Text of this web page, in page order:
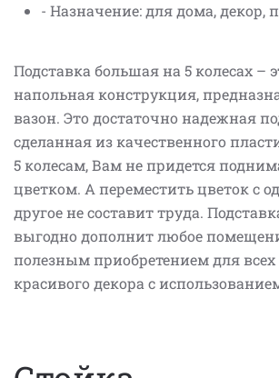
- Назначение: для дома, декор,
Подставка большая на 5 колесах –
напольная конструкция,
вазон. Это достаточно надежная
сделанная из качественного
5 колесам, Вам не придется
цветком. А переместить цветок с
другое не составит труда.
выгодно дополнит любое
полезным приобретением для
красивого декора с